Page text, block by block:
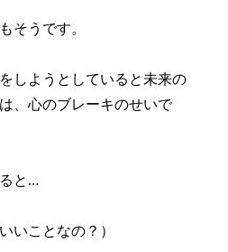
そうです。
しようとしていると未来の
、心のブレーキのせいで
と…
いことなの？）